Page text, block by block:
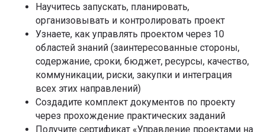
Научитесь запускать, планировать,
организовывать и контролировать проект
Узнаете, как управлять проектом через 10
областей знаний (заинтересованные стороны,
содержание, сроки, бюджет, ресурсы, качество,
коммуникации, риски, закупки и интеграция
всех этих направлений)
Создадите комплект документов по проекту
через прохождение практических заданий
Получите сертификат «Управление проектами на